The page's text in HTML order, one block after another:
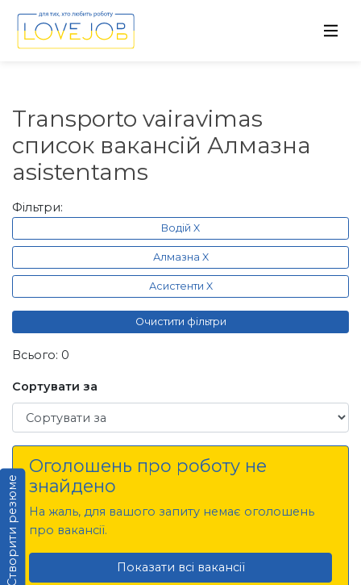
Створити резюме
Transporto vairavimas
список вакансій Алмазна
asistentams
Фільтри:
Водій X
Алмазна X
Асистенти X
Очистити фільтри
Всього: 0
Сортувати за
Сортувати за
Оголошень про роботу не
знайдено
На жаль, для вашого запиту немає оголошень
про вакансії.
Показати всі вакансії